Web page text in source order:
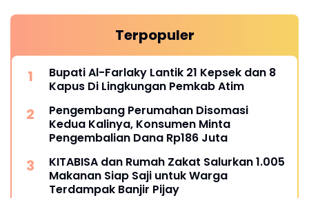
Terpopuler
Bupati Al-Farlaky Lantik 21 Kepsek dan 8
Kapus Di Lingkungan Pemkab Atim
Pengembang Perumahan Disomasi
Kedua Kalinya, Konsumen Minta
Pengembalian Dana Rp186 Juta
KITABISA dan Rumah Zakat Salurkan 1.005
Makanan Siap Saji untuk Warga
Terdampak Banjir Pijay